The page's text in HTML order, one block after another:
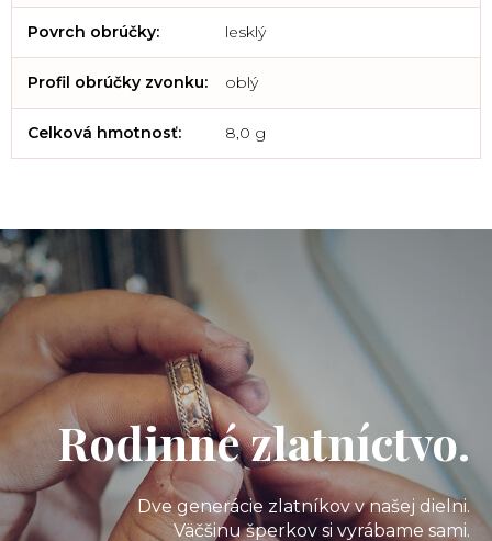
Povrch obrúčky: lesklý
Profil obrúčky zvonku: oblý
Celková hmotnosť: 8,0 g
Rodinné zlatníctvo.
Dve generácie zlatníkov v našej dielni.
Väčšinu šperkov si vyrábame sami.